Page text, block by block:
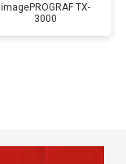
imagePROGRAF TX-
3000